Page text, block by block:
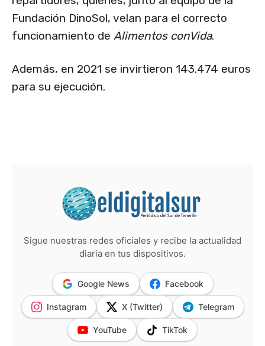
Fundación DinoSol, velan para el correcto
funcionamiento de Alimentos conVida.
Además, en 2021 se invirtieron 143.474 euros
para su ejecución.
Sigue nuestras redes oficiales y recibe la actualidad
diaria en tus dispositivos.
Google News Facebook
Instagram X (Twitter) Telegram
YouTube TikTok